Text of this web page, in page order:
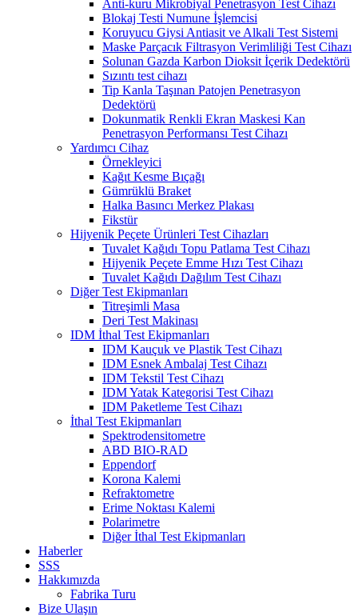
Anti-kuru Mikrobiyal Penetrasyon Test Cihazı
Blokaj Testi Numune İşlemcisi
Koruyucu Giysi Antiasit ve Alkali Test Sistemi
Maske Parçacık Filtrasyon Verimliliği Test Cihazı
Solunan Gazda Karbon Dioksit İçerik Dedektörü
Sızıntı test cihazı
Tip Kanla Taşınan Patojen Penetrasyon
Dedektörü
Dokunmatik Renkli Ekran Maskesi Kan
Penetrasyon Performansı Test Cihazı
Yardımcı Cihaz
Örnekleyici
Kağıt Kesme Bıçağı
Gümrüklü Braket
Halka Basıncı Merkez Plakası
Fikstür
Hijyenik Peçete Ürünleri Test Cihazları
Tuvalet Kağıdı Topu Patlama Test Cihazı
Hijyenik Peçete Emme Hızı Test Cihazı
Tuvalet Kağıdı Dağılım Test Cihazı
Diğer Test Ekipmanları
Titreşimli Masa
Deri Test Makinası
IDM İthal Test Ekipmanları
IDM Kauçuk ve Plastik Test Cihazı
IDM Esnek Ambalaj Test Cihazı
IDM Tekstil Test Cihazı
IDM Yatak Kategorisi Test Cihazı
IDM Paketleme Test Cihazı
İthal Test Ekipmanları
Spektrodensitometre
ABD BIO-RAD
Eppendorf
Korona Kalemi
Refraktometre
Erime Noktası Kalemi
Polarimetre
Diğer İthal Test Ekipmanları
Haberler
SSS
Hakkımızda
Fabrika Turu
Bize Ulaşın